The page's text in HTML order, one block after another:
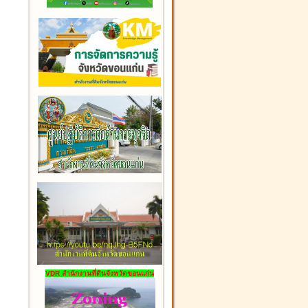
VDR สำนักงานที่ดินจังหวัดขอนแก่น